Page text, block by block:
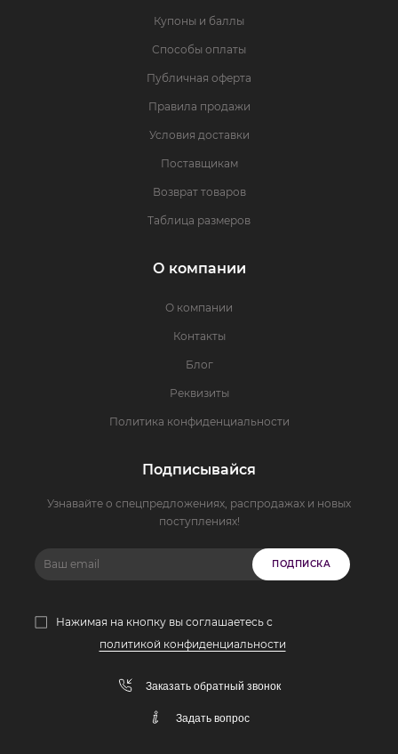
Купоны и баллы
Способы оплаты
Публичная оферта
Правила продажи
Условия доставки
Поставщикам
Возврат товаров
Таблица размеров
О компании
О компании
Контакты
Блог
Реквизиты
Политика конфиденциальности
Подписывайся
Узнавайте о спецпредложениях, распродажах и новых
поступлениях!
ПОДПИСКА
Нажимая на кнопку вы соглашаетесь с
политикой конфиденциальности
Заказать обратный звонок
Задать вопрос